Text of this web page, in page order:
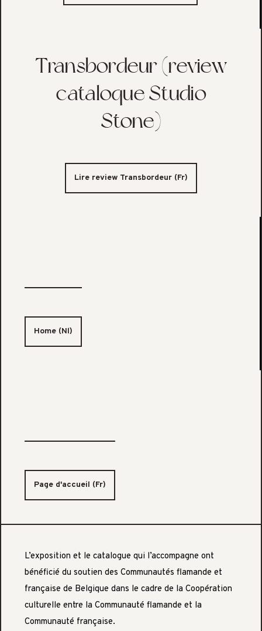
Transbordeur (review
cataloque Studio
Stone)
Lire review Transbordeur (Fr)
Home (Nl)
Page d'accueil (Fr)
L’exposition et le catalogue qui l’accompagne ont
bénéficié du soutien des Communautés flamande et
française de Belgique dans le cadre de la Coopération
culturelle entre la Communauté flamande et la
Communauté française.